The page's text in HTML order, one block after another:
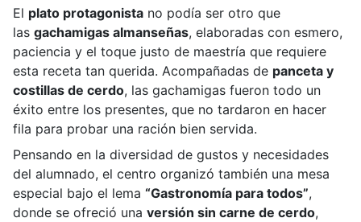
El plato protagonista no podía ser otro que
las gachamigas almanseñas, elaboradas con esmero,
paciencia y el toque justo de maestría que requiere
esta receta tan querida. Acompañadas de panceta y
costillas de cerdo, las gachamigas fueron todo un
éxito entre los presentes, que no tardaron en hacer
fila para probar una ración bien servida.
Pensando en la diversidad de gustos y necesidades
del alumnado, el centro organizó también una mesa
especial bajo el lema “Gastronomía para todos”,
donde se ofreció una versión sin carne de cerdo,